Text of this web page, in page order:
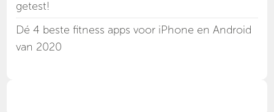
getest!
Dé 4 beste fitness apps voor iPhone en Android
van 2020